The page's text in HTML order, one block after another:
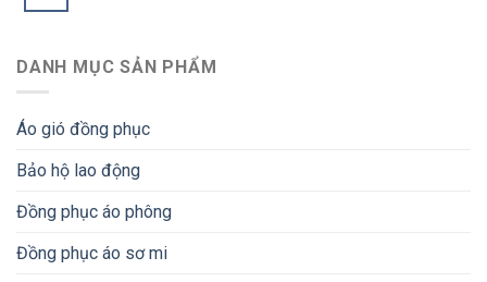
DANH MỤC SẢN PHẨM
Áo gió đồng phục
Bảo hộ lao động
Đồng phục áo phông
Đồng phục áo sơ mi